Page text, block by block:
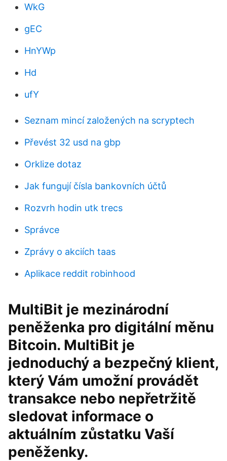
WkG
gEC
HnYWp
Hd
ufY
Seznam mincí založených na scryptech
Převést 32 usd na gbp
Orklize dotaz
Jak fungují čísla bankovních účtů
Rozvrh hodin utk trecs
Správce
Zprávy o akciích taas
Aplikace reddit robinhood
MultiBit je mezinárodní
peněženka pro digitální měnu
Bitcoin. MultiBit je
jednoduchý a bezpečný klient,
který Vám umožní provádět
transakce nebo nepřetržitě
sledovat informace o
aktuálním zůstatku Vaší
peněženky.